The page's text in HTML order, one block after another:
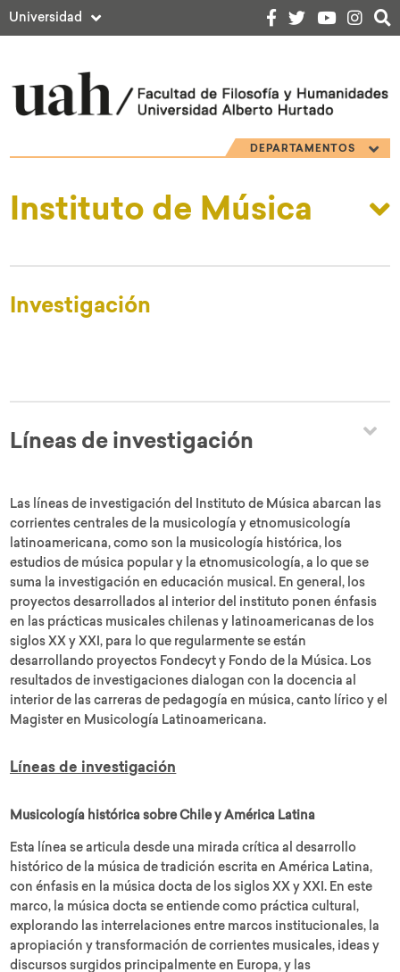
Universidad
DEPARTAMENTOS
Instituto de Música
Investigación
Líneas de investigación
Las líneas de investigación del Instituto de Música abarcan las
corrientes centrales de la musicología y etnomusicología
latinoamericana, como son la musicología histórica, los
estudios de música popular y la etnomusicología, a lo que se
suma la investigación en educación musical. En general, los
proyectos desarrollados al interior del instituto ponen énfasis
en las prácticas musicales chilenas y latinoamericanas de los
siglos XX y XXI, para lo que regularmente se están
desarrollando proyectos Fondecyt y Fondo de la Música. Los
resultados de investigaciones dialogan con la docencia al
interior de las carreras de pedagogía en música, canto lírico y el
Magister en Musicología Latinoamericana.
Líneas de investigación
Musicología histórica sobre Chile y América Latina
Esta línea se articula desde una mirada crítica al desarrollo
histórico de la música de tradición escrita en América Latina,
con énfasis en la música docta de los siglos XX y XXI. En este
marco, la música docta se entiende como práctica cultural,
explorando las interrelaciones entre marcos institucionales, la
apropiación y transformación de corrientes musicales, ideas y
discursos surgidos principalmente en Europa, y las